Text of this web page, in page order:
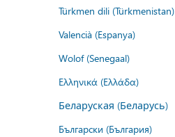
Türkmen dili (Türkmenistan)
Valencià (Espanya)
Wolof (Senegaal)
Ελληνικά (Ελλάδα)
Беларуская (Беларусь)
Български (България)